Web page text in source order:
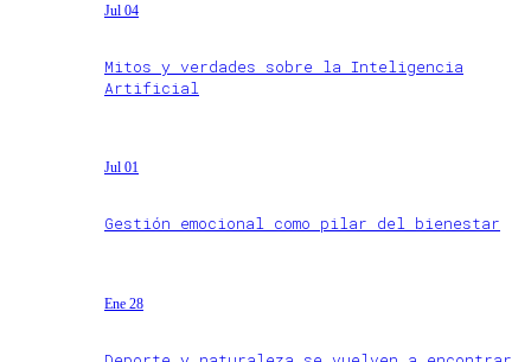
Jul 04
Mitos y verdades sobre la Inteligencia
Artificial
Jul 01
Gestión emocional como pilar del bienestar
Ene 28